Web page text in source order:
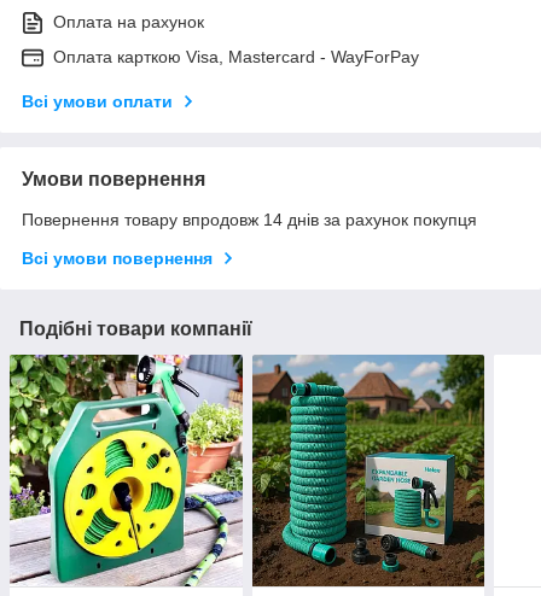
Оплата на рахунок
Оплата карткою Visa, Mastercard - WayForPay
Всі умови оплати
Умови повернення
Повернення товару впродовж 14 днів за рахунок покупця
Всі умови повернення
Подібні товари компанії